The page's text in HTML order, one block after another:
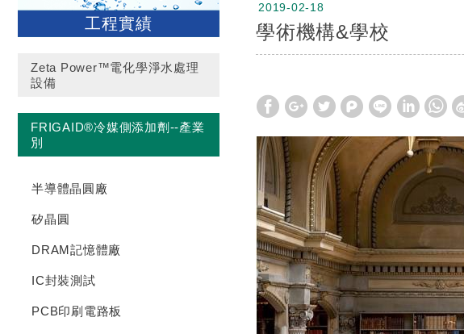
工程實績
Zeta Power™電化學淨水處理
設備
FRIGAID®冷媒側添加劑--產業
別
半導體晶圓廠
矽晶圓
DRAM記憶體廠
IC封裝測試
PCB印刷電路板
2019-02-18
學術機構&學校